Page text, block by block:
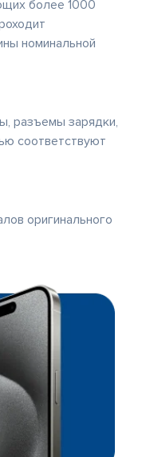
более 1000
номинальной
разъемы зарядки,
соответствуют
оригинального